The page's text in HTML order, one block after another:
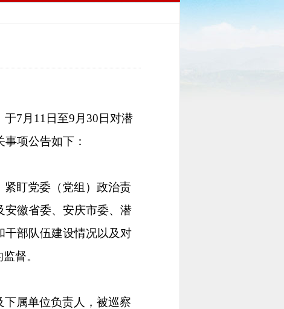
7月11日至9月30日对潜
项公告如下：
盯党委（党组）政治责
安徽省委、安庆市委、潜
干部队伍建设情况以及对
督。
属单位负责人，被巡察